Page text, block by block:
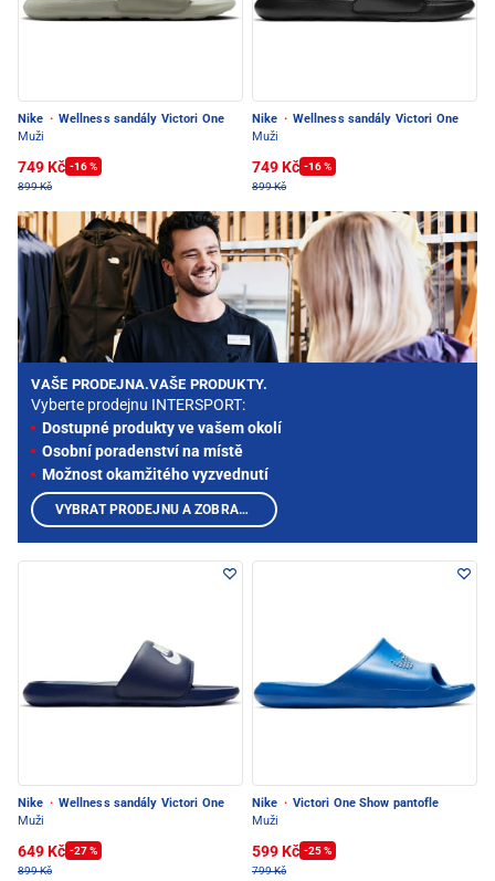
Nike · Wellness sandály Victori One
Muži
749 Kč -16 %
899 Kč
Nike · Wellness sandály Victori One
Muži
749 Kč -16 %
899 Kč
Nike · Wellness sandály Victori One
Muži
649 Kč -27 %
899 Kč
Nike · Victori One Show pantofle
Muži
599 Kč -25 %
799 Kč
VAŠE PRODEJNA.VAŠE PRODUKTY.
Vyberte prodejnu INTERSPORT:
Dostupné produkty ve vašem okolí
Osobní poradenství na místě
Možnost okamžitého vyzvednutí
VYBRAT PRODEJNU A ZOBRAZIT PRODUKTY